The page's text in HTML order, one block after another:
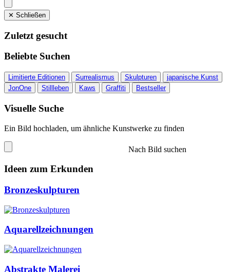
✕ Schließen
Zuletzt gesucht
Beliebte Suchen
Limitierte Editionen Surrealismus Skulpturen
japanische Kunst
JonOne
Stillleben Kaws Graffiti Bestseller
Visuelle Suche
Ein Bild hochladen, um ähnliche Kunstwerke zu finden
Nach Bild suchen
Ideen zum Erkunden
Bronzeskulpturen
Aquarellzeichnungen
Abstrakte Malerei